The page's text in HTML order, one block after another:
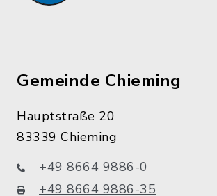
Gemeinde Chieming
Hauptstraße 20
83339 Chieming
+49 8664 9886-0
+49 8664 9886-35